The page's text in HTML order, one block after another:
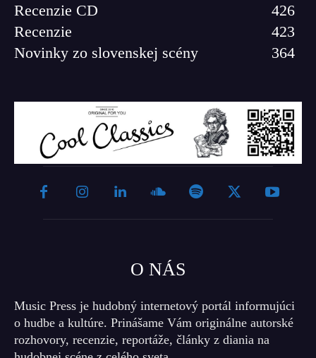
Recenzie CD
426
Recenzie
423
Novinky zo slovenskej scény
364
O NÁS
Music Press je hudobný internetový portál informujúci
o hudbe a kultúre. Prinášame Vám originálne autorské
rozhovory, recenzie, reportáže, články z diania na